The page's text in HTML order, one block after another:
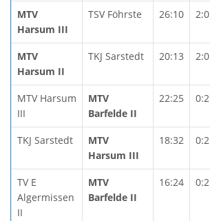
MTV
Harsum III
TSV Föhrste 26:10 2:0
MTV
Harsum II
TKJ Sarstedt 20:13 2:0
MTV Harsum
III
MTV
Barfelde II
22:25 0:2
TKJ Sarstedt
MTV
Harsum III
18:32 0:2
TV E
Algermissen
II
MTV
Barfelde II
16:24 0:2